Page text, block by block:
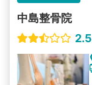
中島整骨院
2.5